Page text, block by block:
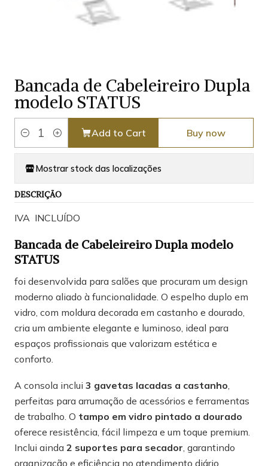
Bancada de Cabeleireiro Dupla
modelo STATUS
Quantity
Add to Cart Buy now
Mostrar stock das localizações
DESCRIÇÃO
IVA INCLUÍDO
Bancada de Cabeleireiro Dupla modelo
STATUS
foi desenvolvida para salões que procuram um design
moderno aliado à funcionalidade. O espelho duplo em
vidro, com moldura decorada em castanho e dourado,
cria um ambiente elegante e luminoso, ideal para
espaços profissionais que valorizam estética e
conforto.
A consola inclui 3 gavetas lacadas a castanho,
perfeitas para arrumação de acessórios e ferramentas
de trabalho. O tampo em vidro pintado a dourado
oferece resistência, fácil limpeza e um toque premium.
Inclui ainda 2 suportes para secador, garantindo
organização e eficiência no atendimento diário.